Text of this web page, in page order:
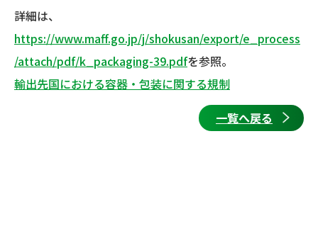
詳細は、
https://www.maff.go.jp/j/shokusan/export/e_process
/attach/pdf/k_packaging-39.pdfを参照。
輸出先国における容器・包装に関する規制
一覧へ戻る